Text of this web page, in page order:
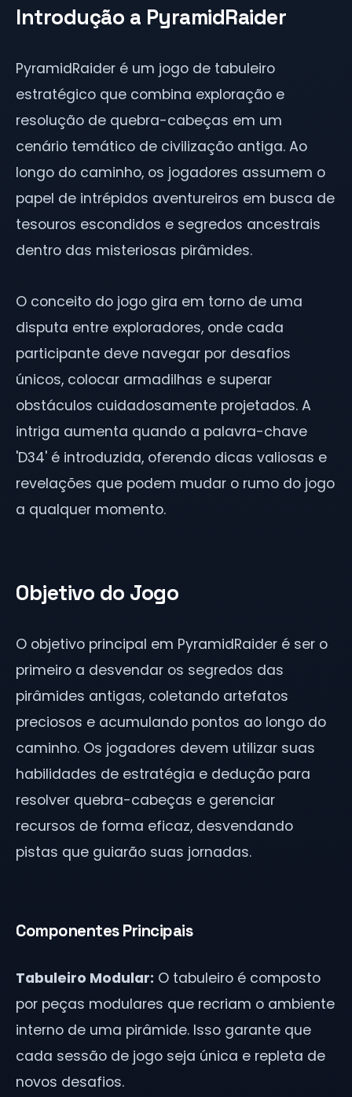
Introdução a PyramidRaider
PyramidRaider é um jogo de tabuleiro
estratégico que combina exploração e
resolução de quebra-cabeças em um
cenário temático de civilização antiga. Ao
longo do caminho, os jogadores assumem o
papel de intrépidos aventureiros em busca de
tesouros escondidos e segredos ancestrais
dentro das misteriosas pirâmides.
O conceito do jogo gira em torno de uma
disputa entre exploradores, onde cada
participante deve navegar por desafios
únicos, colocar armadilhas e superar
obstáculos cuidadosamente projetados. A
intriga aumenta quando a palavra-chave
'D34' é introduzida, oferendo dicas valiosas e
revelações que podem mudar o rumo do jogo
a qualquer momento.
Objetivo do Jogo
O objetivo principal em PyramidRaider é ser o
primeiro a desvendar os segredos das
pirâmides antigas, coletando artefatos
preciosos e acumulando pontos ao longo do
caminho. Os jogadores devem utilizar suas
habilidades de estratégia e dedução para
resolver quebra-cabeças e gerenciar
recursos de forma eficaz, desvendando
pistas que guiarão suas jornadas.
Componentes Principais
Tabuleiro Modular: O tabuleiro é composto
por peças modulares que recriam o ambiente
interno de uma pirâmide. Isso garante que
cada sessão de jogo seja única e repleta de
novos desafios.